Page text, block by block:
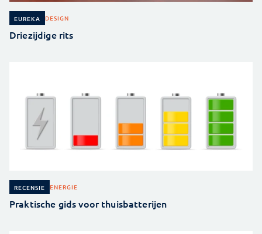
EUREKA DESIGN
Driezijdige rits
RECENSIE ENERGIE
Praktische gids voor thuisbatterijen